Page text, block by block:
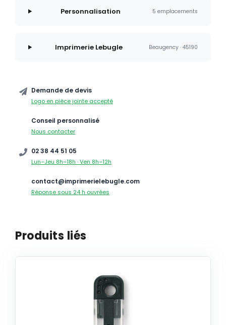
Personnalisation 5 emplacements
Imprimerie Lebugle Beaugency · 45190
Demande de devis
Logo en pièce jointe accepté
Conseil personnalisé
Nous contacter
02 38 44 51 05
Lun–Jeu 8h–18h · Ven 8h–12h
contact@imprimerielebugle.com
Réponse sous 24 h ouvrées
Produits liés